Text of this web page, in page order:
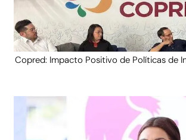
Copred: Impacto Positivo de Políticas de